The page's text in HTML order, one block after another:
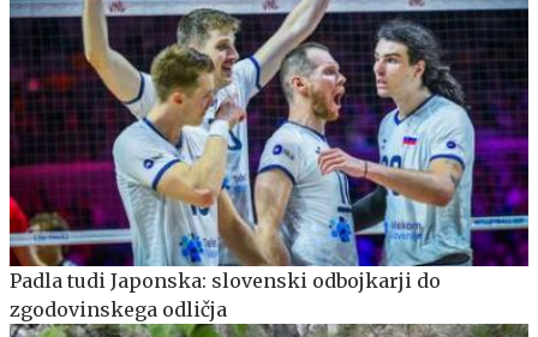
Padla tudi Japonska: slovenski odbojkarji do
zgodovinskega odličja